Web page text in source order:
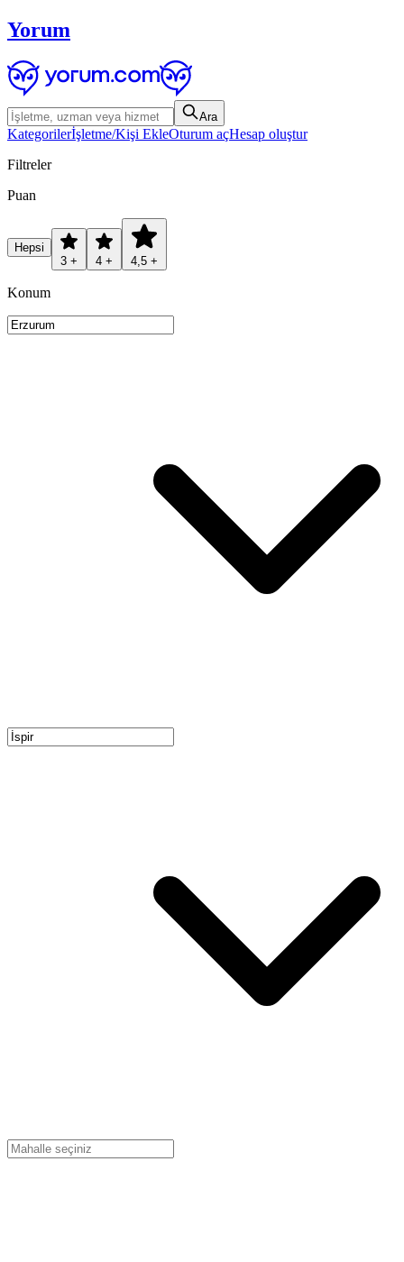
Yorum
Ara
Kategorilerİşletme/Kişi EkleOturum açHesap oluştur
Filtreler
Puan
Hepsi
3 +
4 + 4,5 +
Konum